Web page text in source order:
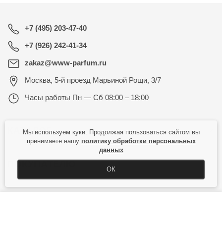
+7 (495) 203-47-40
+7 (926) 242-41-34
zakaz@www-parfum.ru
Москва, 5-й проезд Марьиной Рощи, 3/7
Часы работы Пн — Сб 08:00 – 18:00
КАТАЛОГ
ПОКУПАТЕЛЮ
Мы используем куки. Продолжая пользоваться сайтом вы
принимаете нашу политику обработки персональных
данных
ОК